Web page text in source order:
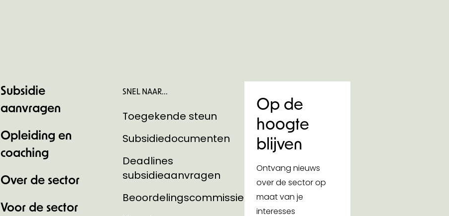
Subsidie
aanvragen
Opleiding en
coaching
Over de sector
Voor de sector
SNEL NAAR...
Toegekende steun
Subsidiedocumenten
Deadlines
subsidieaanvragen
Beoordelingscommissies
Op de
hoogte
blijven
Ontvang nieuws
over de sector op
maat van je
interesses